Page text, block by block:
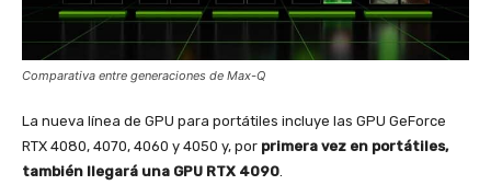
Comparativa entre generaciones de Max-Q
La nueva línea de GPU para portátiles incluye las GPU GeForce
RTX 4080, 4070, 4060 y 4050 y, por primera vez en portátiles,
también llegará una GPU RTX 4090